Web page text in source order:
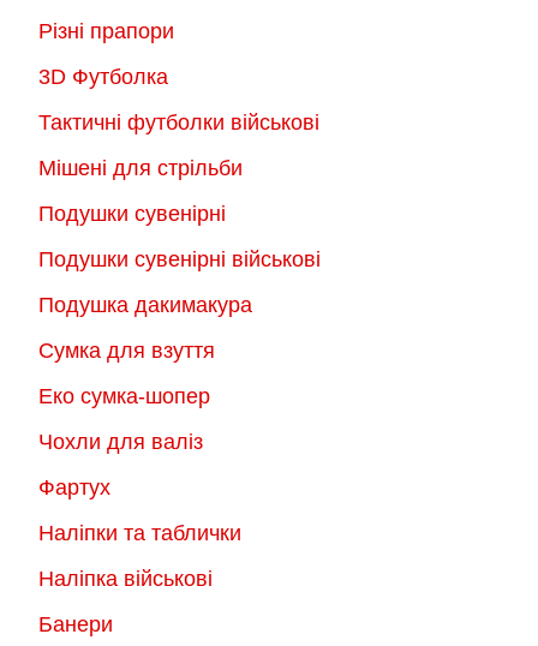
Різні прапори
3D Футболка
Тактичні футболки військові
Мішені для стрільби
Подушки сувенірні
Подушки сувенірні військові
Подушка дакимакура
Сумка для взуття
Еко сумка-шопер
Чохли для валіз
Фартух
Наліпки та таблички
Наліпка військові
Банери